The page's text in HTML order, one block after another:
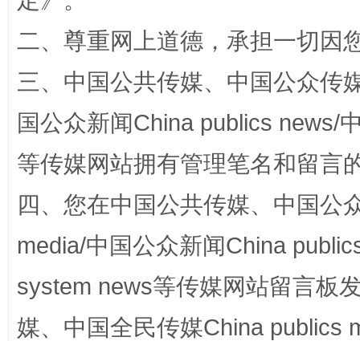
二、尊重网上道德，承担一切因
三、中国公共传媒、中国公众传
国公众新闻China publics news/
等传媒网站拥有管理笔名和留言
四、您在中国公共传媒、中国公
media/中国公众新闻China
system news等传媒网站留言板
媒、中国全民传媒China publics